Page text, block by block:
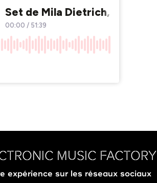
MUSIC FACTORY
expérience sur les réseaux sociaux